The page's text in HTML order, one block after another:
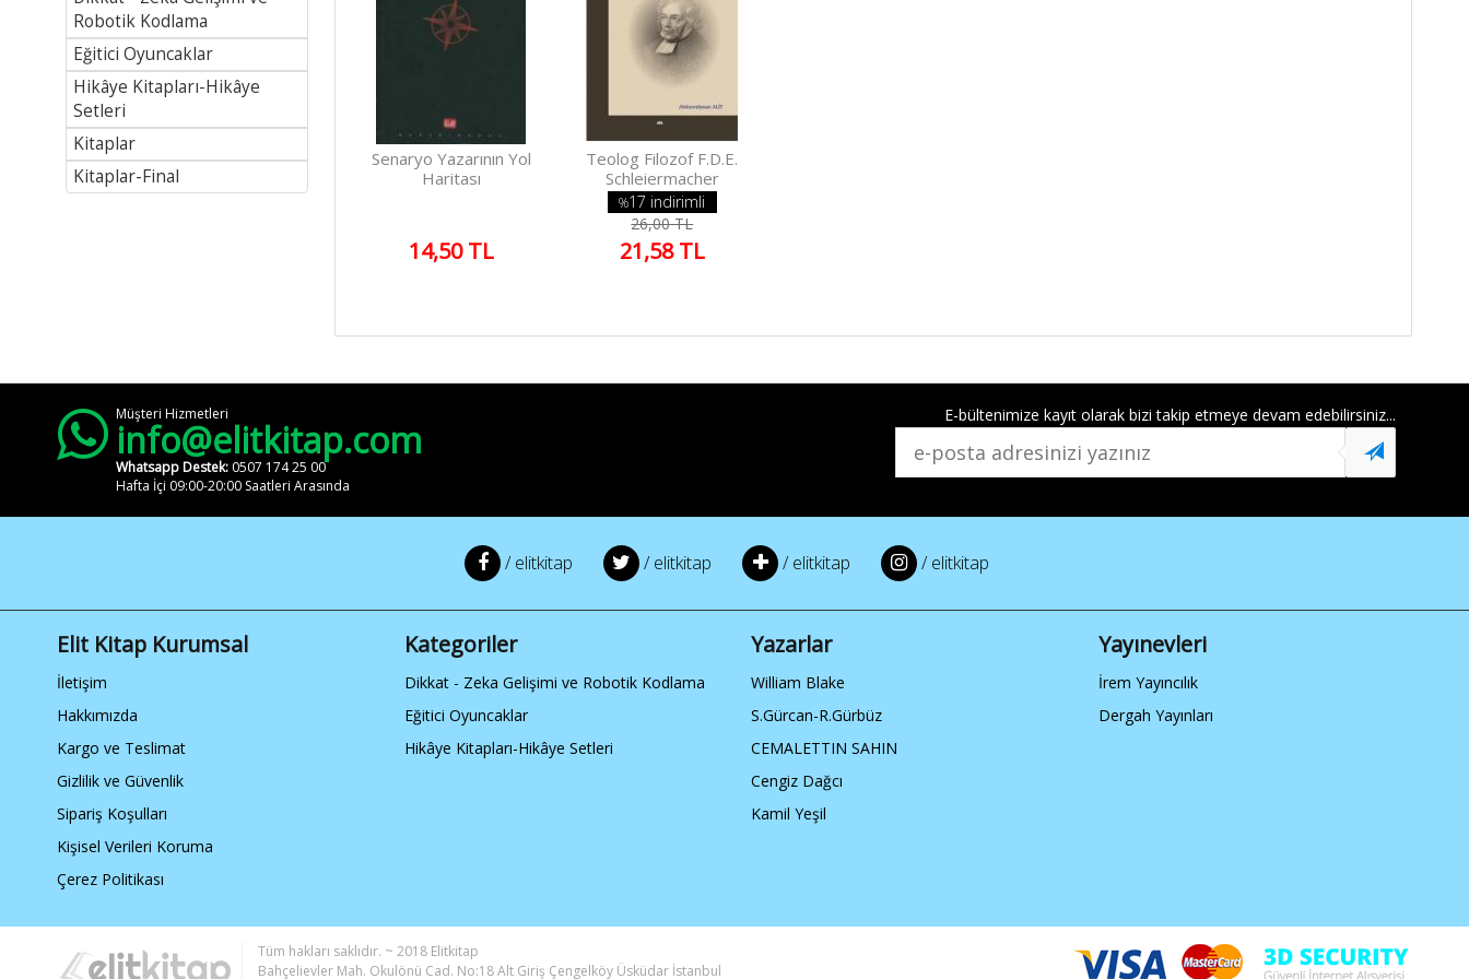
Robotik Kodlama
Eğitici Oyuncaklar
Hikâye Kitapları-Hikâye
Setleri
Kitaplar
Kitaplar-Final
Senaryo Yazarının Yol
Haritası
14,50 TL
Teolog Filozof F.D.E.
Schleiermacher
%17 indirimli
26,00 TL
21,58 TL
Sosyal
Medya
/ elitkitap
/ elitkitap
/ elitkitap
/ elitkitap
Müşteri Hizmetleri
info@elitkitap.com
Whatsapp Destek: 0507 174 25 00
Hafta İçi 09:00-20:00 Saatleri Arasında
E-bültenimize kayıt olarak bizi takip etmeye devam edebilirsiniz...
/ elitkitap / elitkitap / elitkitap / elitkitap
Elit Kitap Kurumsal
İletişim
Hakkımızda
Kargo ve Teslimat
Gizlilik ve Güvenlik
Sipariş Koşulları
Kişisel Verileri Koruma
Çerez Politikası
Kategoriler
Dikkat - Zeka Gelişimi ve Robotik Kodlama
Eğitici Oyuncaklar
Hikâye Kitapları-Hikâye Setleri
Yazarlar
William Blake
S.Gürcan-R.Gürbüz
CEMALETTIN SAHIN
Cengiz Dağcı
Kamil Yeşil
Yayınevleri
İrem Yayıncılık
Dergah Yayınları
Tüm hakları saklıdır. ~ 2018 Elitkitap
Bahçelievler Mah. Okulönü Cad. No:18 Alt Giriş Çengelköy Üsküdar İstanbul